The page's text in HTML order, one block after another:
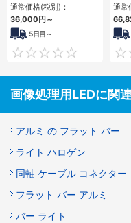
通常価格(税別)：
36,000 円 ～
5日目～
ー
通常
画像処理用LEDに関
アルミ の フラット バー
ライト ハロゲン
同軸 ケーブル コネクター
フラット バー アルミ
バー ライト